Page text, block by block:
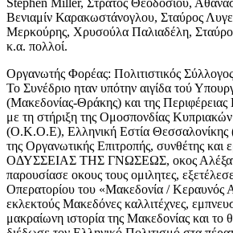
Stephen Miller, Στράτος Θεοδοσίου,
Βενιαμίν Καρακωστάνογλου, Σταύρος
Μερκούρης, Χρυσούλα Παλιαδέλη,
κ.α. πολλοί.
Οργανωτής Φορέας: Πολιτιστικός
Το Συνέδριο ηταν υπότην αιγίδα τού
(Μακεδονίας-Θράκης) και της Περιφέρειας
με τη στήριξη της Ομοσπονδίας
(Ο.Κ.Ο.Ε), Ελληνική Εστία
της Οργανωτικής Επιτροπής, συνθέτης και
ΟΔΥΣΣΕΙΑΣ ΤΗΣ ΓΝΩΣΕΩΣ, οκος
παρουσίασε οκους τους ομιλητες,
Οπερατορίου του «Μακεδονία / Κεραυνός
εκλεκτούς Μακεδόνες καλλιτέχνες,
μακραίωνη ιστορία της Μακεδονίας και το